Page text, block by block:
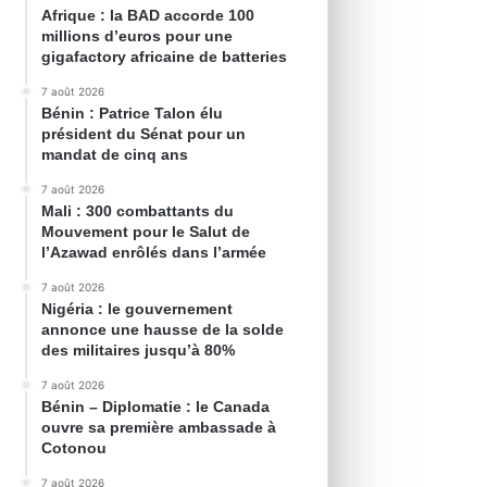
Afrique : la BAD accorde 100
millions d’euros pour une
gigafactory africaine de batteries
7 août 2026
Bénin : Patrice Talon élu
président du Sénat pour un
mandat de cinq ans
7 août 2026
Mali : 300 combattants du
Mouvement pour le Salut de
l’Azawad enrôlés dans l’armée
7 août 2026
Nigéria : le gouvernement
annonce une hausse de la solde
des militaires jusqu’à 80%
7 août 2026
Bénin – Diplomatie : le Canada
ouvre sa première ambassade à
Cotonou
7 août 2026